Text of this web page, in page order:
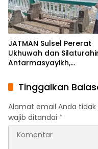
JATMAN Sulsel Pererat
Ukhuwah dan
Antarmasyayikh,
Ikhwan-Akhwat Thariqah
Tinggalkan
Alamat email Anda tidak
wajib ditandai *